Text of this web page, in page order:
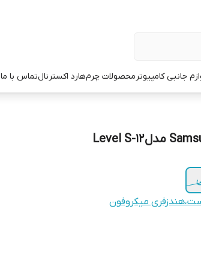
جانبی کامپیوترمحصولات چرمهارد اکسترنالتماس با ما
میکروفون